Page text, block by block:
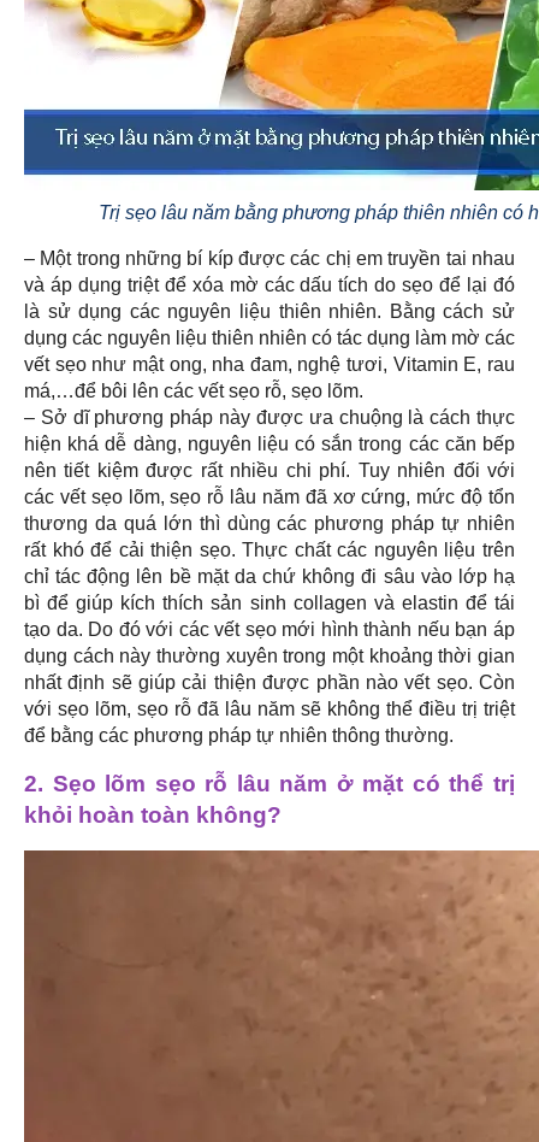
Trị sẹo lâu năm bằng phương pháp thiên nhiên có
– Một trong những bí kíp được các chị em truyền tai nhau
và áp dụng triệt để xóa mờ các dấu tích do sẹo để lại đó
là sử dụng các nguyên liệu thiên nhiên. Bằng cách sử
dụng các nguyên liệu thiên nhiên có tác dụng làm mờ các
vết sẹo như mật ong, nha đam, nghệ tươi, Vitamin E, rau
má,…để bôi lên các vết sẹo rỗ, sẹo lõm.
– Sở dĩ phương pháp này được ưa chuộng là cách thực
hiện khá dễ dàng, nguyên liệu có sắn trong các căn bếp
nên tiết kiệm được rất nhiều chi phí. Tuy nhiên đối với
các vết sẹo lõm, sẹo rỗ lâu năm đã xơ cứng, mức độ tổn
thương da quá lớn thì dùng các phương pháp tự nhiên
rất khó để cải thiện sẹo. Thực chất các nguyên liệu trên
chỉ tác động lên bề mặt da chứ không đi sâu vào lớp hạ
bì để giúp kích thích sản sinh collagen và elastin để tái
tạo da. Do đó với các vết sẹo mới hình thành nếu bạn áp
dụng cách này thường xuyên trong một khoảng thời gian
nhất định sẽ giúp cải thiện được phần nào vết sẹo. Còn
với sẹo lõm, sẹo rỗ đã lâu năm sẽ không thể điều trị triệt
để bằng các phương pháp tự nhiên thông thường.
2. Sẹo lõm sẹo rỗ lâu năm ở mặt có thể trị
khỏi hoàn toàn không?